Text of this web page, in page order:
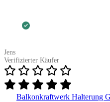
Jens
Verifizierter Käufer
Balkonkraftwerk Halterung